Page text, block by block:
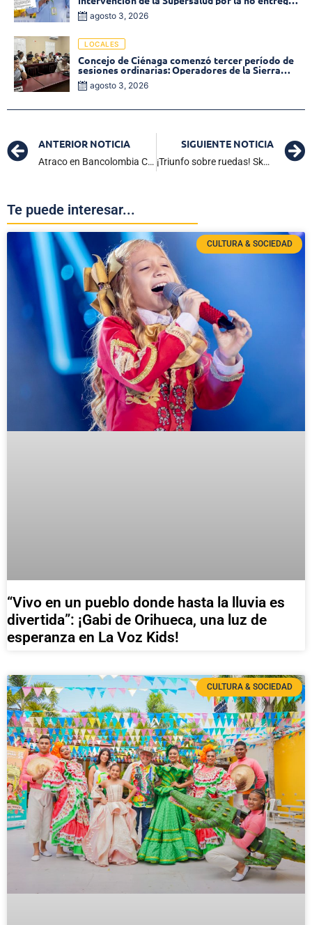
de medicamentos en las EPS
agosto 3, 2026
LOCALES
Concejo de Ciénaga comenzó tercer período de
sesiones ordinarias: Operadores de la Sierra
tema central de la plenaria
agosto 3, 2026
ANTERIOR NOTICIA
Atraco en Bancolombia Ciénaga: mujer es despojada de fuerte suma de dinero
SIGUIENTE NOTICIA
¡Triunfo sobre ruedas! Skating Ciénaga arrasó en Ibagué con 21 medallas
Te puede interesar...
CULTURA & SOCIEDAD
“Vivo en un pueblo donde hasta la lluvia es
divertida”: ¡Gabi de Orihueca, una luz de
esperanza en La Voz Kids!
CULTURA & SOCIEDAD